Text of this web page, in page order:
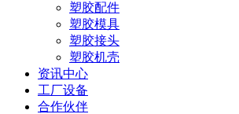
塑胶配件
塑胶模具
塑胶接头
塑胶机壳
资讯中心
工厂设备
合作伙伴